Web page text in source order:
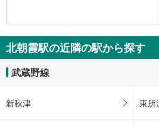
北朝霞駅の近隣の駅から探す
武蔵野線
新秋津 東所